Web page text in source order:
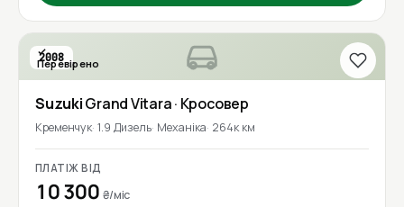
2008
Перевірено
SuzukiGrand Vitara· Кросовер
Кременчук 1.9 Дизель Механіка 264к км
ПЛАТІЖ ВІД
10 300 ₴/міс